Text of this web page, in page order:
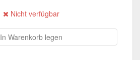
Nicht verfügbar
In Warenkorb legen